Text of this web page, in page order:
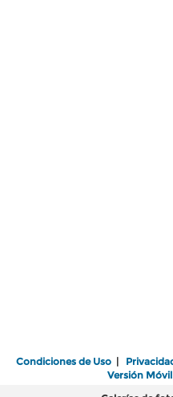
Condiciones de Uso
Versión Móvil